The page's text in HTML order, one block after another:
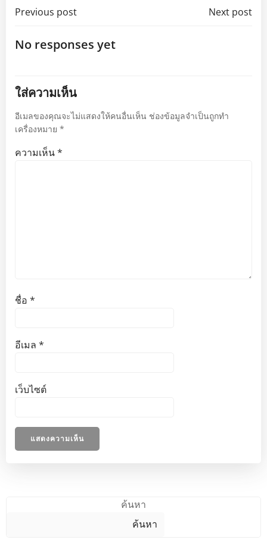
Post
navigation
Previous post Next post
No responses yet
ใส่ความเห็น
อีเมลของคุณจะไม่แสดงให้คนอื่นเห็น ช่องข้อมูลจำเป็นถูกทำ
เครื่องหมาย *
ความเห็น*
ชื่อ *
อีเมล *
เว็บไซต์
ค้นหา
ค้นหา